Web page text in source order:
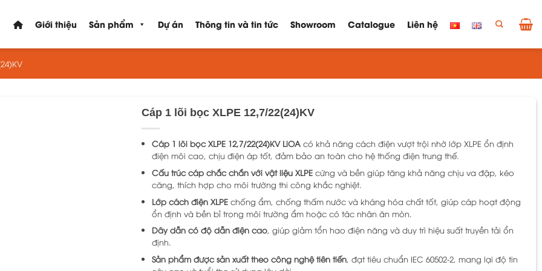
Giới thiệu Sản phẩm Dự án Thông tin và tin tức Showroom Catalogue Liên hệ
Cáp 1 lõi bọc XLPE 12,7/22(24)KV
Cáp 1 lõi bọc XLPE 12,7/22(24)KV LiOAcó khả năng cách điện vượt trội nhờ lớp XLPE ổn định
điện môi cao, chịu điện áp tốt, đảm bảo an toàn cho hệ thống điện trung thế.
Cấu trúc cáp chắc chắn với vật liệu XLPEcứng và bền giúp tăng khả năng chịu va đập, kéo
căng, thích hợp cho môi trường thi công khắc nghiệt.
Lớp cách điện XLPEchống ẩm, chống thấm nước và kháng hóa chất tốt, giúp cáp hoạt động
ổn định và bền bỉ trong môi trường ẩm hoặc có tác nhân ăn mòn.
Dây dẫn có độ dẫn điện cao, giúp giảm tổn hao điện năng và duy trì hiệu suất truyền tải ổn
định.
Sản phẩm được sản xuất theo công nghệ tiên tiến, đạt tiêu chuẩn IEC 60502-2, mang lại độ tin